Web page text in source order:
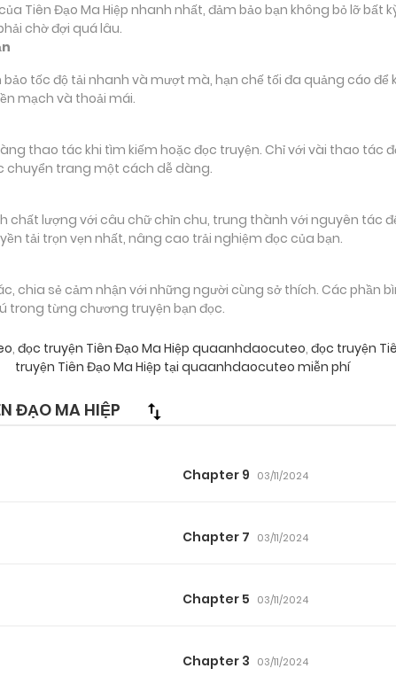
Đạo Ma Hiệp nhanh nhất, đảm bảo bạn không bỏ lỡ bất
chờ đợi quá lâu.
tốc độ tải nhanh và mượt mà, hạn chế tối đa quảng cáo
mạch và thoải mái.
thao tác khi tìm kiếm hoặc đọc truyện. Chỉ với vài thao tác
chuyển trang một cách dễ dàng.
lượng với câu chữ chỉn chu, trung thành với nguyên tác
tải trọn vẹn nhất, nâng cao trải nghiệm đọc của bạn.
chia sẻ cảm nhận với những người cùng sở thích. Các phần
trong từng chương truyện bạn đọc.
, đọc truyện Tiên Đạo Ma Hiệp quaanhdaocuteo, đọc truyện
truyện Tiên Đạo Ma Hiệp tại quaanhdaocuteo miễn phí
ĐẠO MA HIỆP
Chapter 9 03/11/2024
Chapter 7 03/11/2024
Chapter 5 03/11/2024
Chapter 3 03/11/2024